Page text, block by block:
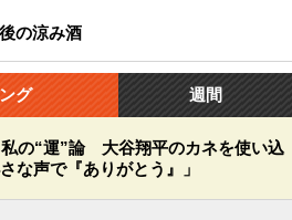
の涼み酒
グ 週間
の“運”論 大谷翔平のカネを使い込
な声で『ありがとう』」